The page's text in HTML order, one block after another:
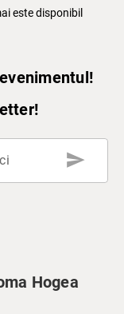
este disponibil
send
Hogea